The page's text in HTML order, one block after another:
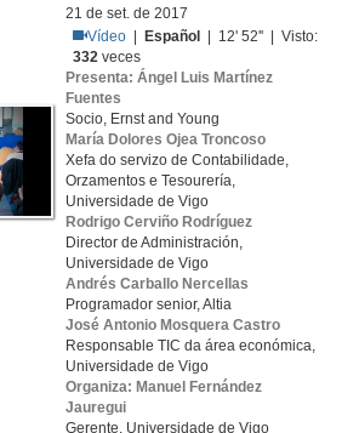
21 de set. de 2017
Vídeo
Español
| 12' 52'' | Visto:
332 veces
Presenta: Ángel Luis Martínez
Fuentes
Socio, Ernst and Young
María Dolores Ojea Troncoso
Xefa do servizo de Contabilidade,
Orzamentos e Tesourería,
Universidade de Vigo
Rodrigo Cerviño Rodríguez
Director de Administración,
Universidade de Vigo
Andrés Carballo Nercellas
Programador senior, Altia
José Antonio Mosquera Castro
Responsable TIC da área económica,
Universidade de Vigo
Organiza: Manuel Fernández
Jauregui
Gerente, Universidade de Vigo